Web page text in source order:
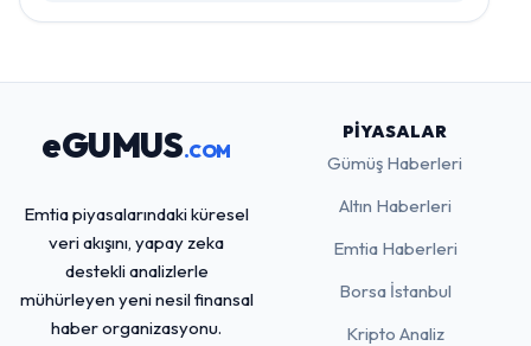
eGUMUS.COM
Emtia piyasalarındaki küresel
veri akışını, yapay zeka
destekli analizlerle
mühürleyen yeni nesil finansal
haber organizasyonu.
PIYASALAR
Gümüş Haberleri
Altın Haberleri
Emtia Haberleri
Borsa İstanbul
Kripto Analiz